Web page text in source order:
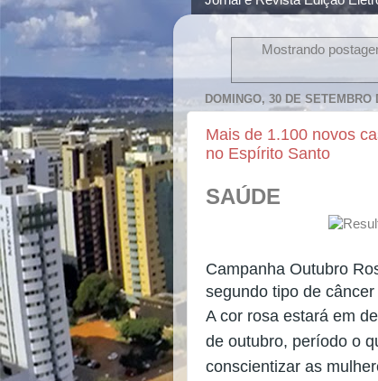
Mostrando
DOMINGO, 30 DE SETEMBRO
Mais de 1.100 novos
no Espírito Santo
SAÚDE
Campanha Outubro
segundo tipo de
A cor rosa estará em
de outubro, período o
conscientizar as